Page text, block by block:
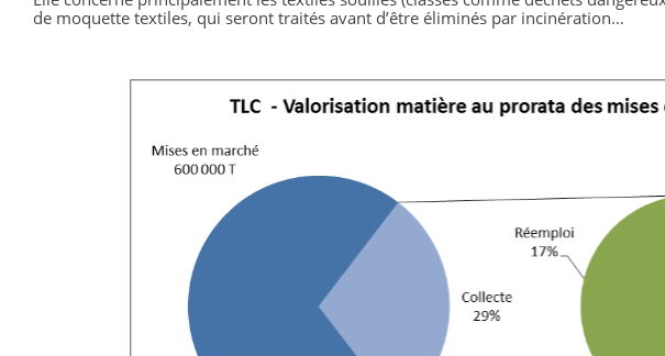
de moquette textiles, qui seront traités avant d’être éliminés par incinération…